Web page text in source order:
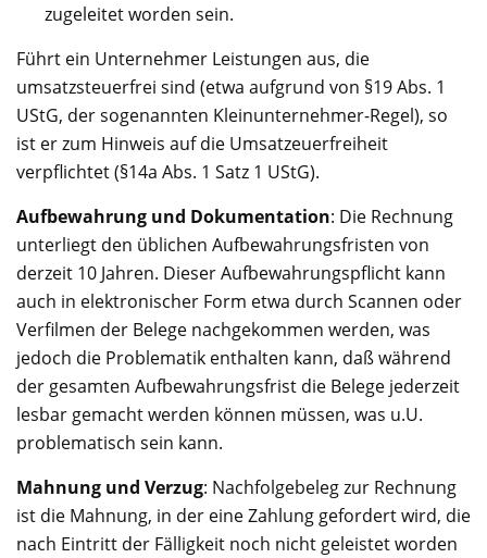
zugeleitet worden sein.
Führt ein Unternehmer Leistungen aus, die
umsatzsteuerfrei sind (etwa aufgrund von §19 Abs. 1
UStG, der sogenannten Kleinunternehmer-Regel), so
ist er zum Hinweis auf die Umsatzeuerfreiheit
verpflichtet (§14a Abs. 1 Satz 1 UStG).
Aufbewahrung und Dokumentation: Die Rechnung
unterliegt den üblichen Aufbewahrungsfristen von
derzeit 10 Jahren. Dieser Aufbewahrungspflicht kann
auch in elektronischer Form etwa durch Scannen oder
Verfilmen der Belege nachgekommen werden, was
jedoch die Problematik enthalten kann, daß während
der gesamten Aufbewahrungsfrist die Belege jederzeit
lesbar gemacht werden können müssen, was u.U.
problematisch sein kann.
Mahnung und Verzug: Nachfolgebeleg zur Rechnung
ist die Mahnung, in der eine Zahlung gefordert wird, die
nach Eintritt der Fälligkeit noch nicht geleistet worden